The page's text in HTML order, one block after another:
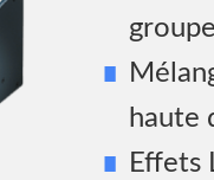
haute
Effets